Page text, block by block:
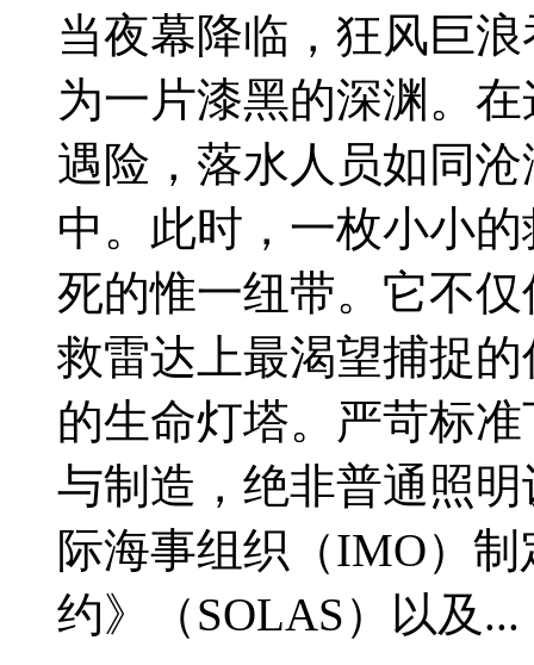
当夜幕降临，狂风巨
为一片漆黑的深渊。
遇险，落水人员如同
中。此时，一枚小小
死的惟一纽带。它不
救雷达上最渴望捕捉
的生命灯塔。严苛标
与制造，绝非普通照
际海事组织（IMO）
约》（SOLAS）以及...